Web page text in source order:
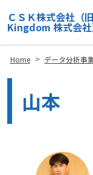
ＣＳＫ株式会社
Kingdom 株式会社
Home > データ分析事
山本
Site
Footer